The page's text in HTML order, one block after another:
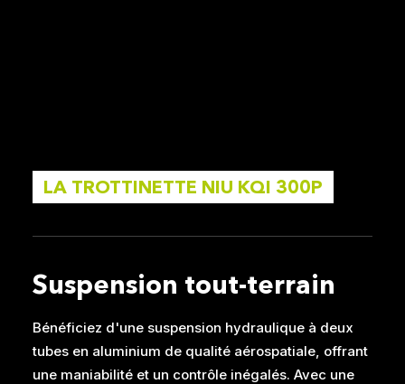
LA TROTTINETTE NIU KQI 300P
Suspension tout-terrain
Bénéficiez d'une suspension hydraulique à deux
tubes en aluminium de qualité aérospatiale, offrant
une maniabilité et un contrôle inégalés. Avec une